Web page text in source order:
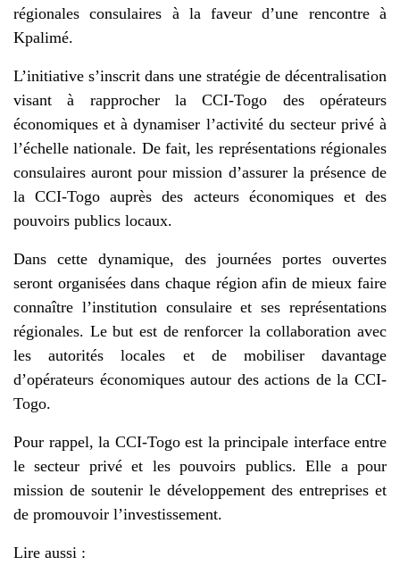
régionales consulaires à la faveur d’une rencontre à
Kpalimé.
L’initiative s’inscrit dans une stratégie de décentralisation
visant à rapprocher la CCI-Togo des opérateurs
économiques et à dynamiser l’activité du secteur privé à
l’échelle nationale. De fait, les représentations régionales
consulaires auront pour mission d’assurer la présence de
la CCI-Togo auprès des acteurs économiques et des
pouvoirs publics locaux.
Dans cette dynamique, des journées portes ouvertes
seront organisées dans chaque région afin de mieux faire
connaître l’institution consulaire et ses représentations
régionales. Le but est de renforcer la collaboration avec
les autorités locales et de mobiliser davantage
d’opérateurs économiques autour des actions de la CCI-
Togo.
Pour rappel, la CCI-Togo est la principale interface entre
le secteur privé et les pouvoirs publics. Elle a pour
mission de soutenir le développement des entreprises et
de promouvoir l’investissement.
Lire aussi :